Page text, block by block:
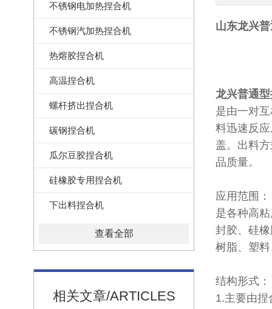
不锈钢电加热捏合机
不锈钢汽加热捏合机
热熔胶捏合机
高温捏合机
螺杆挤出捏合机
碳钢捏合机
瓜尔豆胶捏合机
硅橡胶专用捏合机
下出料捏合机
查看全部
相关文章/ARTICLES
山东龙兴
龙兴普通
是由一对
料迅速反
盖。出料
品质量。
应用范围：
是各种高
封胶、硅
树脂、塑
结构形式：
1.主要由